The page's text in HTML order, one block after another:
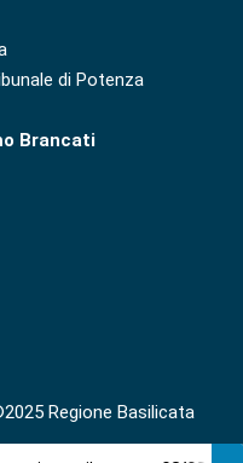
di Potenza
Brancati
Regione Basilicata